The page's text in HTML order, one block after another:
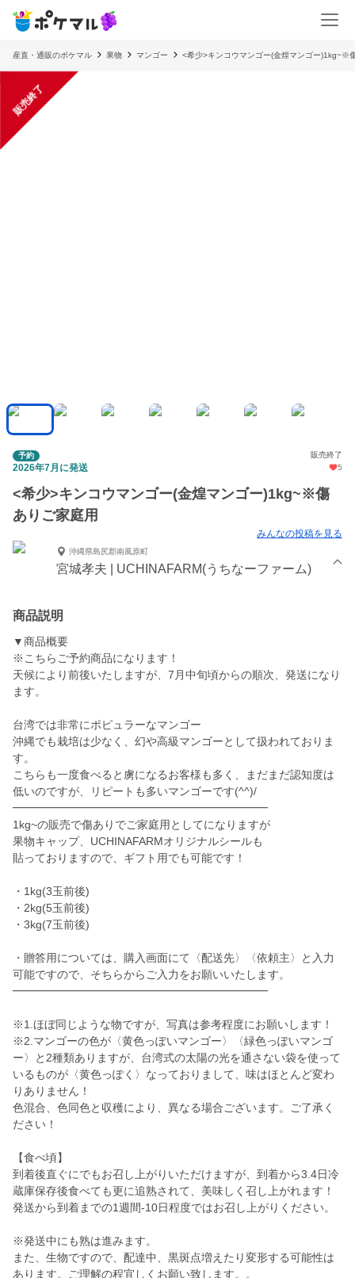
産直・通販のポケマル 果物 マンゴー <希少>キンコウマンゴー(金煌マンゴー)1kg~※
販売終了
予約 販売終了
2026年7月に発送 5
<希少>キンコウマンゴー(金煌マンゴー)1kg~※傷
ありご家庭用
みんなの投稿を見る
沖縄県島尻郡南風原町
宮城孝夫 | UCHINAFARM(うちなーファーム)
商品説明
▼商品概要
※こちらご予約商品になります！
天候により前後いたしますが、7月中旬頃からの順次、発送になり
ます。
台湾では非常にポピュラーなマンゴー
沖縄でも栽培は少なく、幻や高級マンゴーとして扱われておりま
す。
こちらも一度食べると虜になるお客様も多く、まだまだ認知度は
低いのですが、リピートも多いマンゴーです(^^)/
━━━━━━━━━━━━━━━━━━━━━━━
1kg~の販売で傷ありでご家庭用としてになりますが
果物キャップ、UCHINAFARMオリジナルシールも
貼っておりますので、ギフト用でも可能です！
・1kg(3玉前後)
・2kg(5玉前後)
・3kg(7玉前後)
・贈答用については、購入画面にて〈配送先〉〈依頼主〉と入力
可能ですので、そちらからご入力をお願いいたします。
━━━━━━━━━━━━━━━━━━━━━━━
※1.ほぼ同じような物ですが、写真は参考程度にお願いします！
※2.マンゴーの色が〈黄色っぽいマンゴー〉〈緑色っぽいマンゴ
ー〉と2種類ありますが、台湾式の太陽の光を通さない袋を使って
いるものが〈黄色っぽく〉なっておりまして、味はほとんど変わ
りありません！
色混合、色同色と収穫により、異なる場合ございます。ご了承く
ださい！
【食べ頃】
到着後直ぐにでもお召し上がりいただけますが、到着から3.4日冷
蔵庫保存後食べても更に追熟されて、美味しく召し上がれます！
発送から到着までの1週間-10日程度ではお召し上がりください。
※発送中にも熟は進みます。
また、生物ですので、配達中、黒斑点増えたり変形する可能性は